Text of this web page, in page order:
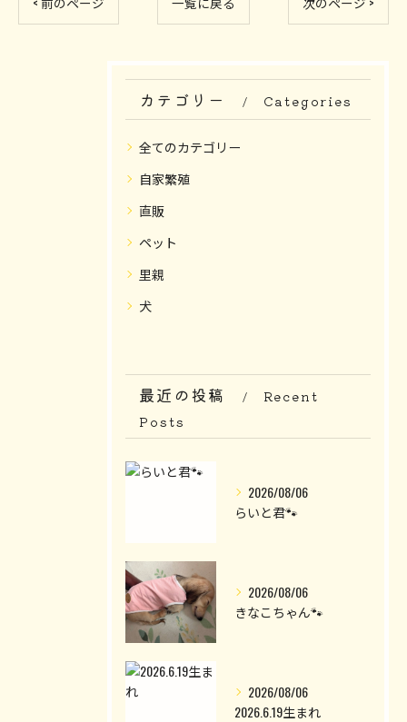
カテゴリー Categories
全てのカテゴリー
自家繁殖
直販
ペット
里親
犬
最近の投稿
Recent
Posts
2026/08/06
らいと君🐾
2026/08/06
きなこちゃん🐾
2026/08/06
2026.6.19生まれ